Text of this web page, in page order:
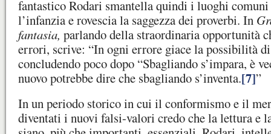
fantastico Rodari smantella quindi i luoghi
l’infanzia e rovescia la saggezza dei proverbi. In
fantasia, parlando della straordinaria opportunità
errori, scrive: “In ogni errore giace la possibilità
concludendo poco dopo “Sbagliando s’impara, è
nuovo potrebbe dire che sbagliando s’inventa.[7]”
In un periodo storico in cui il conformismo e il
diventati i nuovi falsi-valori credo che la lettura e